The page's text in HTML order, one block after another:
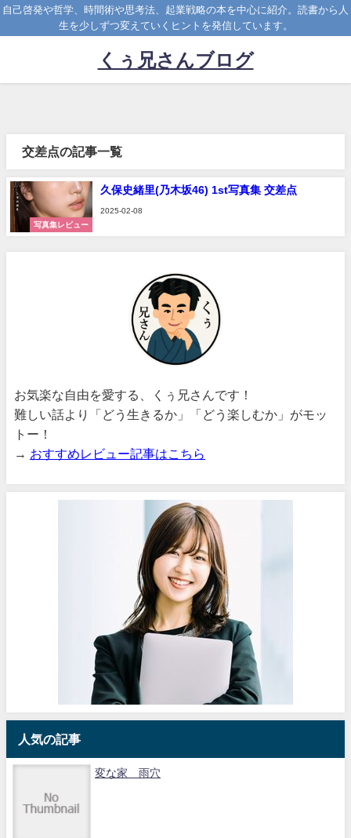
自己啓発や哲学、時間術や思考法、起業戦略の本を中心に紹介。読書から人
生を少しずつ変えていくヒントを発信しています。
くぅ兄さんブログ
交差点の記事一覧
写真集レビュー
久保史緒里(乃木坂46) 1st写真集 交差点
2025-02-08
お気楽な自由を愛する、くぅ兄さんです！
難しい話より「どう生きるか」「どう楽しむか」がモッ
トー！
→ おすすめレビュー記事はこちら
人気の記事
変な家 雨穴